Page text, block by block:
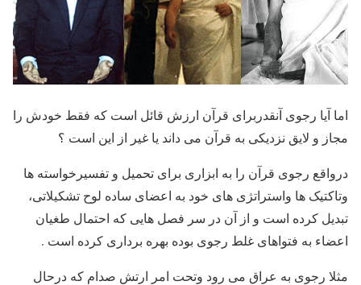
اما آیا رجوی آنقدربرای قرآن ارزش قائل است که فقط خودش را
مجاز و لایق نزدیکی به قرآن می داند یا غیر از این است ؟
درواقع رجوی قرآن را به ابزاری برای تحمیل و تفسیرخواسته ها
وتاکتیک ها واستراتژی های خود به اعضای ساده لوح تشکیلاتی،
تبدیل کرده است و از آن در سر فصل هایی که احتمال طغیان
اعضاء به فتواهای غلط رجوی بوده بهره برداری کرده است .
مثلا رجوی به عراق می رود وتحت امر ارتش صدام که درحال